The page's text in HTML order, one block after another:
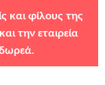
και φίλους της
την εταιρεία